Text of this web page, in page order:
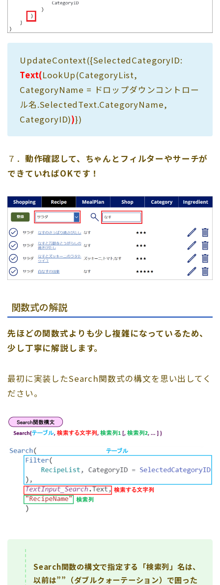
UpdateContext({SelectedCategoryID:
Text(LookUp(CategoryList,
CategoryName = ドロップダウンコントロー
ル名.SelectedText.CategoryName,
CategoryID))})
７． 動作確認して、ちゃんとフィルターやサーチが
できていればOKです！
関数式の解説
先ほどの関数式よりも少し複雑になっているため、
少し丁寧に解説します。
最初に実装したSearch関数式の構文を思い出してく
ださい。
Search関数の構文で指定する「検索列」名は、
以前は””（ダブルクォーテーション）で囲った